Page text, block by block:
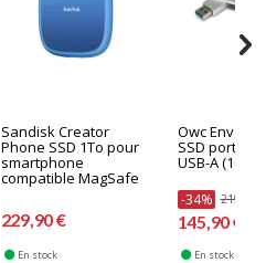
Sandisk Creator
Phone SSD 1To pour
smartphone
compatible MagSafe
229,90 €
En stock
Owc Envoy
SSD portable
USB-A (10
-34% 219,90 €
145,90 €
En stock